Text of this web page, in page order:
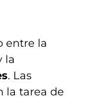
entre la
la
. Las
la tarea de